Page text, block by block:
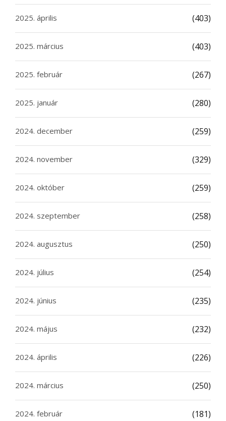
2025. április (403)
2025. március (403)
2025. február (267)
2025. január (280)
2024. december (259)
2024. november (329)
2024. október (259)
2024. szeptember (258)
2024. augusztus (250)
2024. július (254)
2024. június (235)
2024. május (232)
2024. április (226)
2024. március (250)
2024. február (181)